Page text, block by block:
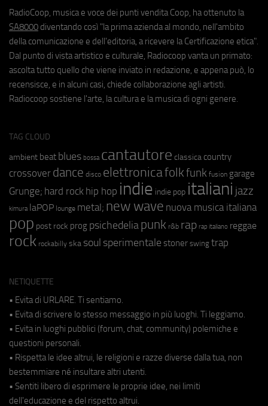
RadioCoop, musica e voce dei punti vendita Coop, ha ottenuto la
SA8000 diventando così "la prima azienda al mondo, nell'ambito
della comunicazione e dell'editoria, a ricevere la Certificazione etica".
Dal punto di vista artistico e culturale, Radiocoop vanta un primato:
ascolta tutto quello che viene inviato in redazione, e appena può, lo
recensisce, e in alcuni casi, chiede collaborazione agli artisti.
Radiocoop sostiene l'arte, la cultura e la musica di ogni genere.
TAG CLOUD
ambient beat blues bossa cantautore classica country
crossover dance disco elettronicafolkfunk fusion garage
Grunge; hard rock hip hop indie indie pop italiani jazz
kimura laPOP lounge metal; new wave nuova musica italiana
pop post rock prog psichedeliapunk r&b rap rap italiano reggae
rock rockabilly ska soul sperimentale stoner swing trap
NETIQUETTE
• Evita di URLARE. Ti sentiamo.
• Evita di scrivere lo stesso messaggio in più luoghi. Ti leggiamo.
• Evita in luoghi pubblici (forum, chat, community) polemiche e
questioni personali.
• Rispetta le idee altrui, le religioni e razze diverse dalla tua, non
bestemmiare né insultare altri utenti.
• Sentiti libero di esprimere le proprie idee, nei limiti
dell'educazione e del rispetto altrui.